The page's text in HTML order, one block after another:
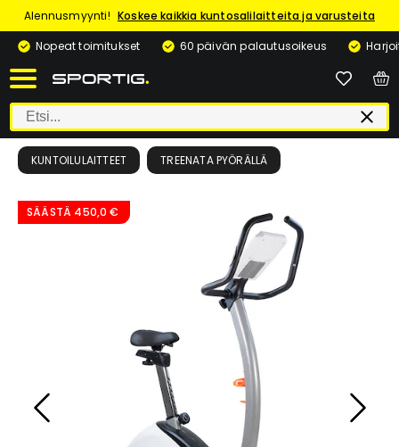
Alennusmyynti! Koskee kaikkia kuntosalilaitteita ja varusteita
Nopeat toimitukset
60 päivän palautusoikeus
KUNTOILULAITTEET TREENATA PYÖRÄLLÄ
SÄÄSTÄ 450,0 €